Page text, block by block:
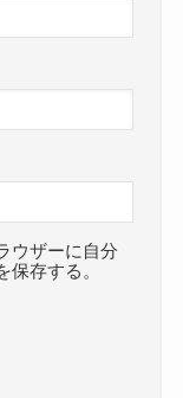
ウザーに自分
存する。